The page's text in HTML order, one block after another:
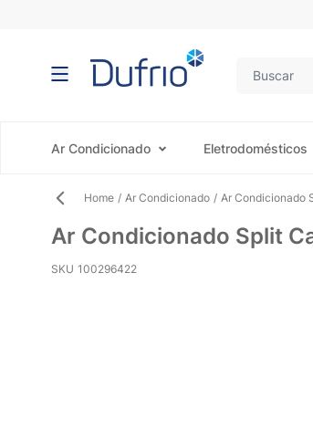
Ar Condicionado Eletrodomésticos
Home / Ar Condicionado / Ar Condicionado
Ar Condicionado Split
SKU 100296422